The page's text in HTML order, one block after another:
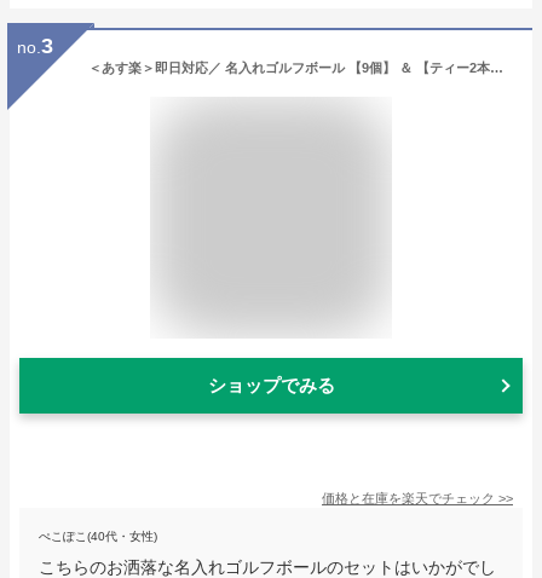
no. 3
＜あす楽＞即日対応／ 名入れゴルフボール 【9個】 ＆ 【ティー2本】／ 名前 入り ゴルフグッズ 贈り物 ギフト プレゼント ホールインワン 記念品 ゴルフコンペ 景品 父の日 敬老の日 クリスマス 退職祝 誕生日 ブリジストン スリクソン タイトリスト イラスト プリント
ショップでみる
価格と在庫を楽天でチェック >>
ぺこぽこ(40代・女性)
こちらのお洒落な名入れゴルフボールのセットはいかがでし